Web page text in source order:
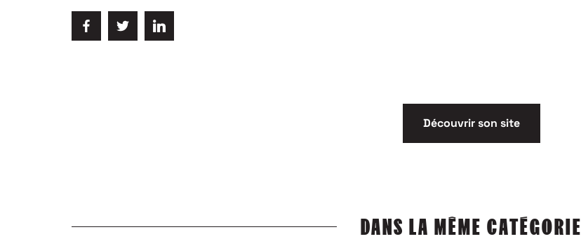
Découvrir son site
DANS LA MÊME CATÉGORIE